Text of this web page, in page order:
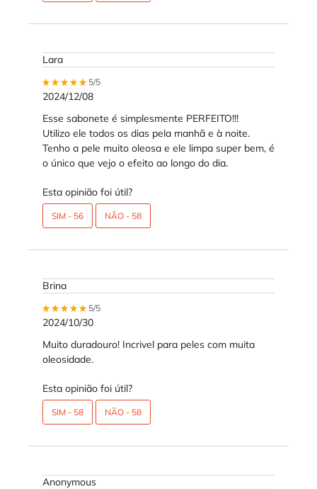
Lara
5 out of 5 stars.
5/5
2024/12/08
Esse sabonete é simplesmente PERFEITO!!!
Utilizo ele todos os dias pela manhã e à noite.
Tenho a pele muito oleosa e ele limpa super bem, é
o único que vejo o efeito ao longo do dia.
Esta opinião foi útil?
SIM - 56 NÃO - 58
Brina
5 out of 5 stars.
5/5
2024/10/30
Muito duradouro! Incrivel para peles com muita
oleosidade.
Esta opinião foi útil?
SIM - 58 NÃO - 58
Anonymous